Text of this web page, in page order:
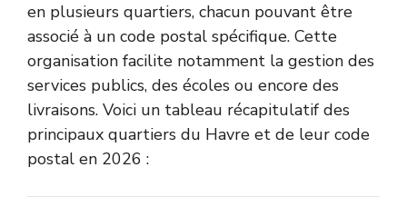
en plusieurs quartiers, chacun pouvant être
associé à un code postal spécifique. Cette
organisation facilite notamment la gestion des
services publics, des écoles ou encore des
livraisons. Voici un tableau récapitulatif des
principaux quartiers du Havre et de leur code
postal en 2026 :